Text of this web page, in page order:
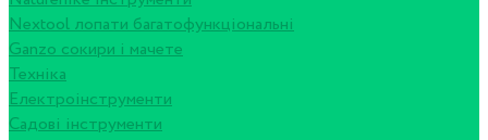
Nextool лопати багатофункціональні
Ganzo сокири і мачете
Техніка
Електроінструменти
Садові інструменти